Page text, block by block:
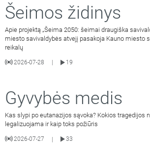
Šeimos židinys
Apie projektą „Šeima 2050: šeimai draugiška
miesto savivaldybės atvejį pasakoja Kauno miesto
reikalų
2026-07-28
19
Gyvybės medis
Kas slypi po eutanazijos sąvoka? Kokios tragedijos
legalizuojama ir kaip toks požiūris
2026-07-27 |
33